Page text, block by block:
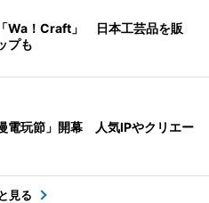
Wa！Craft」 日本工芸品を販
プも
電玩節」開幕 人気IPやクリエー
見る